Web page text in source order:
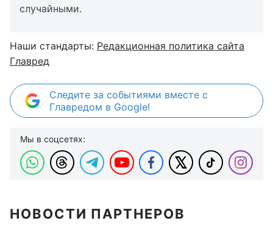
случайными.
Наши стандарты: Редакционная политика сайта
Главред
Следите за событиями вместе с
Главредом в Google!
Мы в соцсетях:
НОВОСТИ ПАРТНЕРОВ